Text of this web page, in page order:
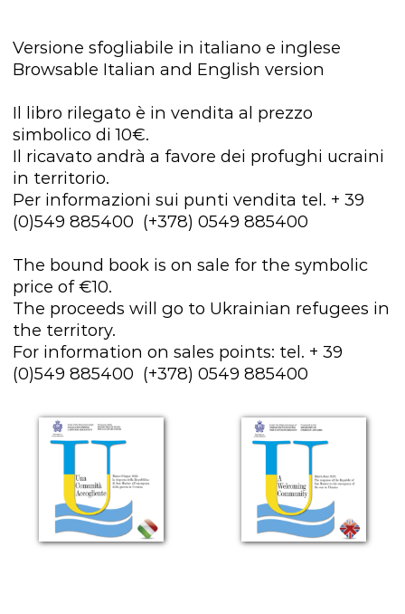
Versione sfogliabile in italiano e inglese
Browsable Italian and English version
Il libro rilegato è in vendita al prezzo
simbolico di 10€.
Il ricavato andrà a favore dei profughi ucraini
in territorio.
Per informazioni sui punti vendita tel. + 39
(0)549 885400 (+378) 0549 885400
The bound book is on sale for the symbolic
price of €10.
The proceeds will go to Ukrainian refugees in
the territory.
For information on sales points: tel. + 39
(0)549 885400 (+378) 0549 885400